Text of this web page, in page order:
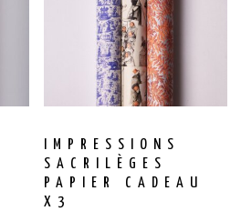
IMPRESSIONS
SACRILÈGES
PAPIER CADEAU
X3